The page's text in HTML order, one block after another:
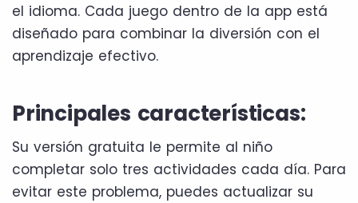
el idioma. Cada juego dentro de la app está
diseñado para combinar la diversión con el
aprendizaje efectivo.
Principales características:
Su versión gratuita le permite al niño
completar solo tres actividades cada día. Para
evitar este problema, puedes actualizar su